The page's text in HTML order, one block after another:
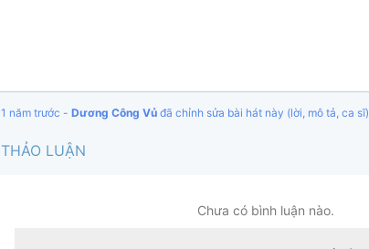
1 năm trước - Dương Công Vủ đã chỉnh sửa bài hát này (lời, mô tả, ca sĩ)
THẢO LUẬN